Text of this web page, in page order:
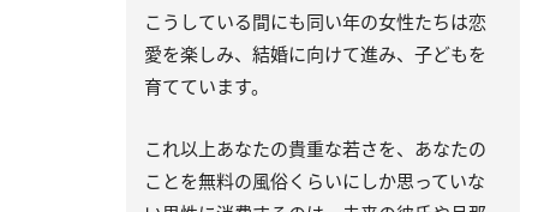
こうしている間にも同い年の女性たちは恋
愛を楽しみ、結婚に向けて進み、子どもを
育てています。
これ以上あなたの貴重な若さを、あなたの
ことを無料の風俗くらいにしか思っていな